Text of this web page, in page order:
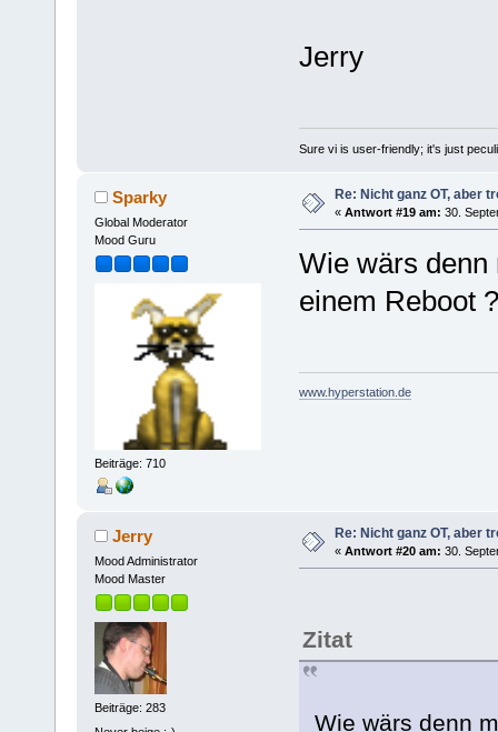
Jerry
Sure vi is user-friendly; it's just
Sparky
Global Moderator
Mood Guru
Beiträge: 710
Re: Nicht ganz OT, aber
« Antwort #19 am: 30.
Wie wärs
einem Reboot ?
www.hyperstation.de
Jerry
Mood Administrator
Mood Master
Beiträge: 283
Re: Nicht ganz OT, aber
« Antwort #20 am: 30.
Zitat
Wie wärs denn